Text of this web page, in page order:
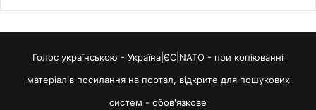
Голос українською - Україна|ЄС|NATO - при копіюванні
матеріалів посилання на портал, відкрите для пошукових
систем - обов'язкове